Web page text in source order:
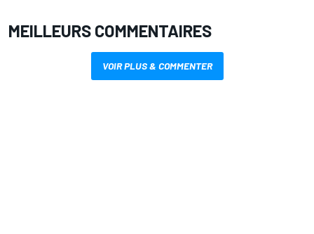
MEILLEURS COMMENTAIRES
VOIR PLUS & COMMENTER